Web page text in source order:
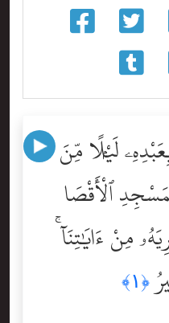
لَيْلًۭا مِّنَ
ٱلْأَقْصَا
مِنْ ءَايَٰتِنَآ
﴿١﴾